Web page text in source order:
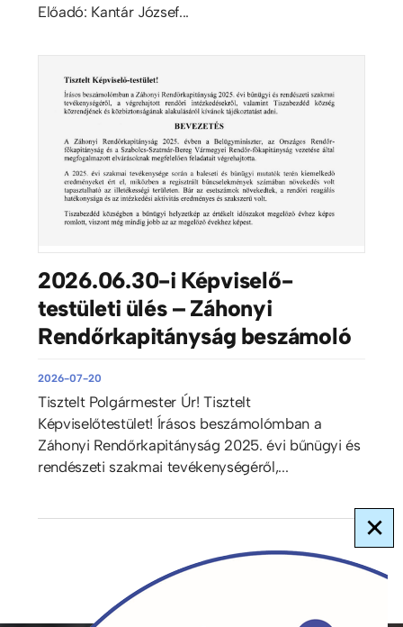
Előadó: Kantár József...
2026.06.30-i Képviselő-
testületi ülés – Záhonyi
Rendőrkapitányság beszámoló
2026-07-20
Tisztelt Polgármester Úr! Tisztelt
Képviselőtestület! Írásos beszámolómban a
Záhonyi Rendőrkapitányság 2025. évi bűnügyi és
rendészeti szakmai tevékenységéről,...
×